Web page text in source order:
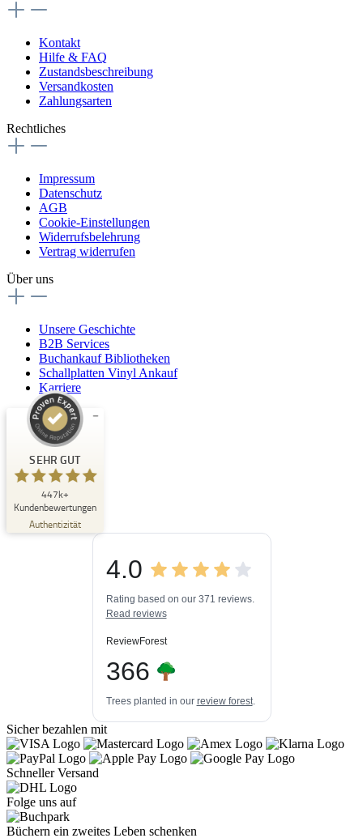
Kontakt
Hilfe & FAQ
Zustandsbeschreibung
Versandkosten
Zahlungsarten
Rechtliches
Impressum
Datenschutz
AGB
Cookie-Einstellungen
Widerrufsbelehrung
Vertrag widerrufen
Über uns
Unsere Geschichte
B2B Services
Buchankauf Bibliotheken
Schallplatten Vinyl Ankauf
Karriere
SEHR GUT
447k+
Kundenbewertungen
Authentizität
Kundenbewertungen und Erfahrungen zu
SEHR GUT
4,84
/
5,00
3
ProvenExpert.com
Blick aufs ProvenExpert-Profil werfen
03.08.2026
4.0
Rating based on our 371 reviews.
Read reviews
ReviewForest
366
Trees planted in our review forest.
Sicher bezahlen mit
Schneller Versand
Folge uns auf
Büchern ein zweites Leben schenken